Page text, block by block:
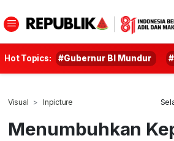
Hot Topics: #Gubernur BI Mundur
Visual Inpicture
Menumbuhkan